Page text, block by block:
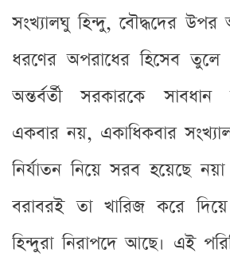
সংখ্যালঘু হিন্দু, বৌদ্ধদের উপর
ধরণের অপরাধের হিসেব তুলে
অন্তর্বর্তী সরকারকে
একবার নয়, একাধিকবার
নির্যাতন নিয়ে সরব হয়েছে নয়া
বরাবরই তা খারিজ করে
হিন্দুরা নিরাপদে আছে। এই